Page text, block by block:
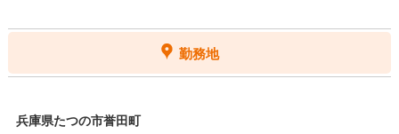
勤務地
兵庫県たつの市誉田町